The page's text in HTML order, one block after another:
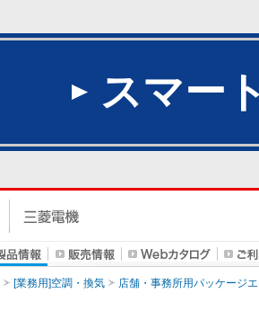
スマー
[業務用]空調・換気 店舗・事務所用パッケージ